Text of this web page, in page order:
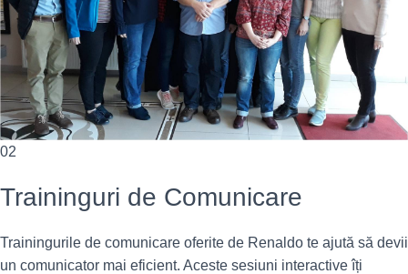
02
Traininguri de Comunicare
Trainingurile de comunicare oferite de Renaldo te ajută să devii
un comunicator mai eficient. Aceste sesiuni interactive îți